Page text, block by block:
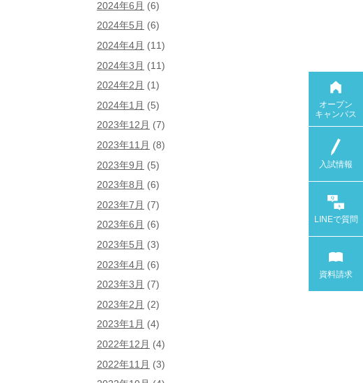
2024年6月 (6)
2024年5月 (6)
2024年4月 (11)
2024年3月 (11)
2024年2月 (1)
2024年1月 (5)
2023年12月 (7)
2023年11月 (8)
2023年9月 (5)
2023年8月 (6)
2023年7月 (7)
2023年6月 (6)
2023年5月 (3)
2023年4月 (6)
2023年3月 (7)
2023年2月 (2)
2023年1月 (4)
2022年12月 (4)
2022年11月 (3)
オープン
キャンパス
入試情報
LINEで質問
資料請求